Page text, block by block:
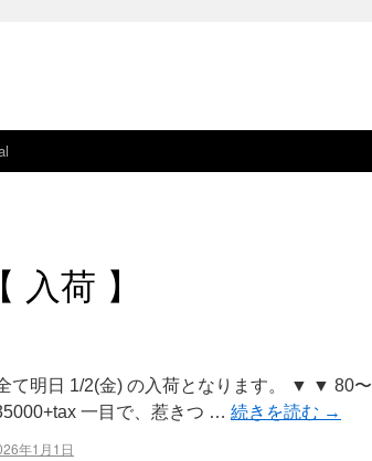
入荷 】
て明日 1/2(金) の入荷となります。 ▼ ▼ 80〜
一目で、惹きつ … 続きを読む →
年1月1日